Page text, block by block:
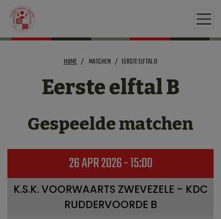
HOME MATCHEN EERSTE ELFTAL B
Eerste elftal B
Gespeelde matchen
26 APR 2026 - 15:00
K.S.K. VOORWAARTS ZWEVEZELE - KDC
RUDDERVOORDE B